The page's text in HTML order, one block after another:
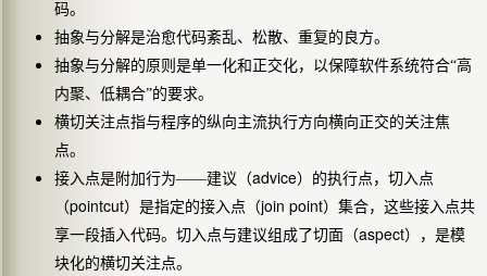
码。
抽象与分解是治愈代码紊乱、松散、重复的良方。
抽象与分解的原则是单一化和正交化，以保障软件系统符合“高
内聚、低耦合”的要求。
横切关注点指与程序的纵向主流执行方向横向正交的关注焦
点。
接入点是附加行为——建议（advice）的执行点，切入点
（pointcut）是指定的接入点（join point）集合，这些接入点共
享一段插入代码。切入点与建议组成了切面（aspect），是模
块化的横切关注点。